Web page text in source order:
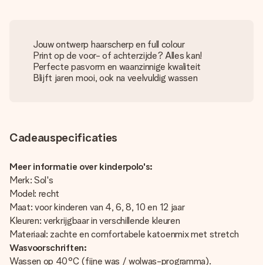
Jouw ontwerp haarscherp en full colour
Print op de voor- of achterzijde? Alles kan!
Perfecte pasvorm en waanzinnige kwaliteit
Blijft jaren mooi, ook na veelvuldig wassen
Cadeauspecificaties
Meer informatie over kinderpolo's:
Merk: Sol's
Model: recht
Maat: voor kinderen van 4, 6, 8, 10 en 12 jaar
Kleuren: verkrijgbaar in verschillende kleuren
Materiaal: zachte en comfortabele katoenmix met stretch
Wasvoorschriften:
Wassen op 40°C (fijne was / wolwas-programma).